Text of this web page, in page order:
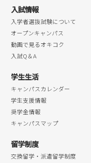
入試情報
入学者選抜試験について
オープンキャンパス
動画で見るオキコク
入試Q＆A
学生生活
キャンパスカレンダー
学生支援情報
奨学金情報
キャンパスマップ
留学制度
交換留学・派遣留学制度